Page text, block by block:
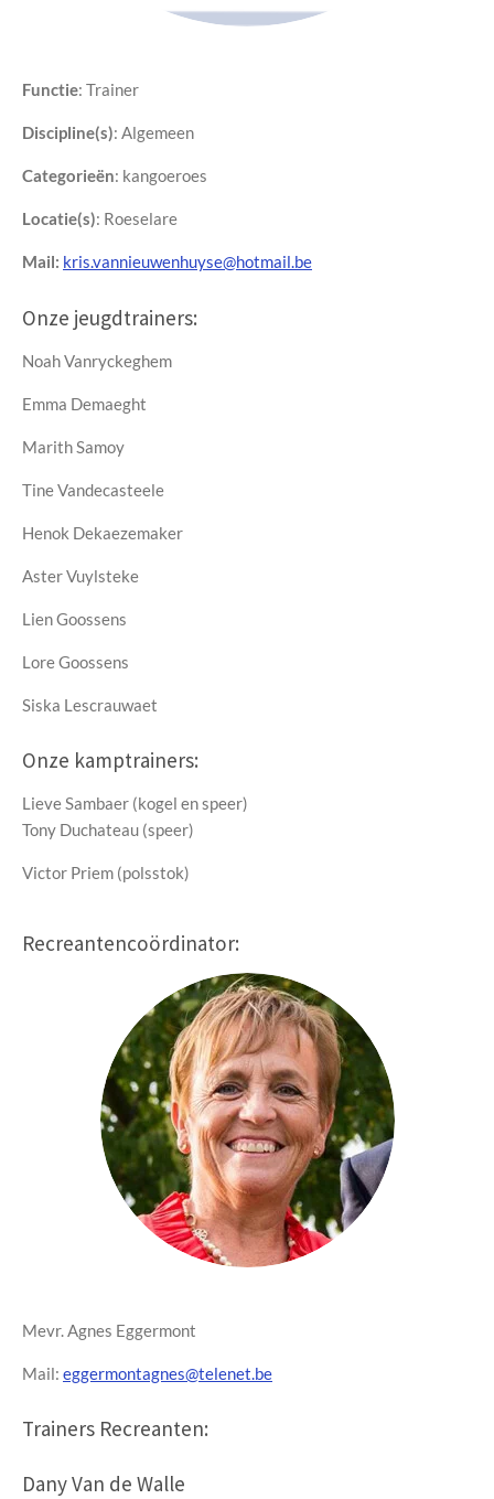
Functie: Trainer
Discipline(s): Algemeen
Categorieën: kangoeroes
Locatie(s): Roeselare
Mail: kris.vannieuwenhuyse@hotmail.be
Onze jeugdtrainers:
Noah Vanryckeghem
Emma Demaeght
Marith Samoy
Tine Vandecasteele
Henok Dekaezemaker
Aster Vuylsteke
Lien Goossens
Lore Goossens
Siska Lescrauwaet
Onze kamptrainers:
Lieve Sambaer (kogel en speer)
Tony Duchateau (speer)
Victor Priem (polsstok)
Recreantencoördinator:
Mevr. Agnes Eggermont
Mail: eggermontagnes@telenet.be
Trainers Recreanten:
Dany Van de Walle